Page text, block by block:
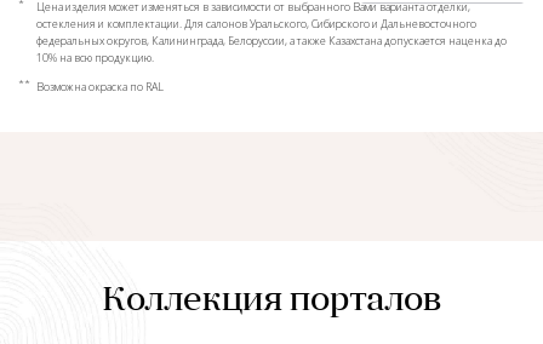
*
Цена изделия может изменяться в зависимости от выбранного Вами варианта отделки,
остекления и комплектации. Для салонов Уральского, Сибирского и Дальневосточного
федеральных округов, Калининграда, Белоруссии, а также Казахстана допускается наценка до
10% на всю продукцию.
** Возможна окраска по RAL
Коллекция порталов